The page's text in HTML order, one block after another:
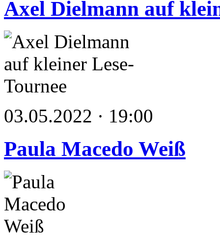
Axel Dielmann auf
03.05.2022 · 19:00
Paula Macedo Weiß